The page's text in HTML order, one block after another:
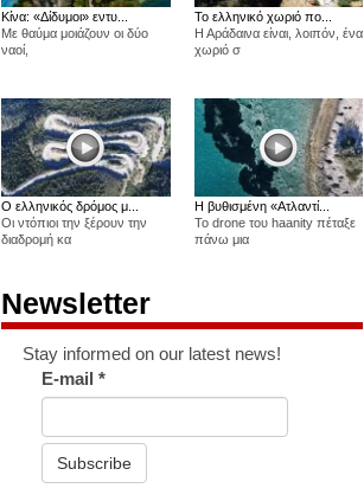
Κίνα: «Δίδυμοι» εντυ...
Με θαύμα μοιάζουν οι δύο
ναοί,
Το ελληνικό χωριό πο...
Η Αράδαινα είναι, λοιπόν, ένα
χωριό σ
Ο ελληνικός δρόμος μ...
Οι ντόπιοι την ξέρουν την
διαδρομή κα
Η βυθισμένη «Ατλαντί...
Το drone του haanity πέταξε
πάνω μια
Newsletter
Stay informed on our latest news!
E-mail*
Subscribe